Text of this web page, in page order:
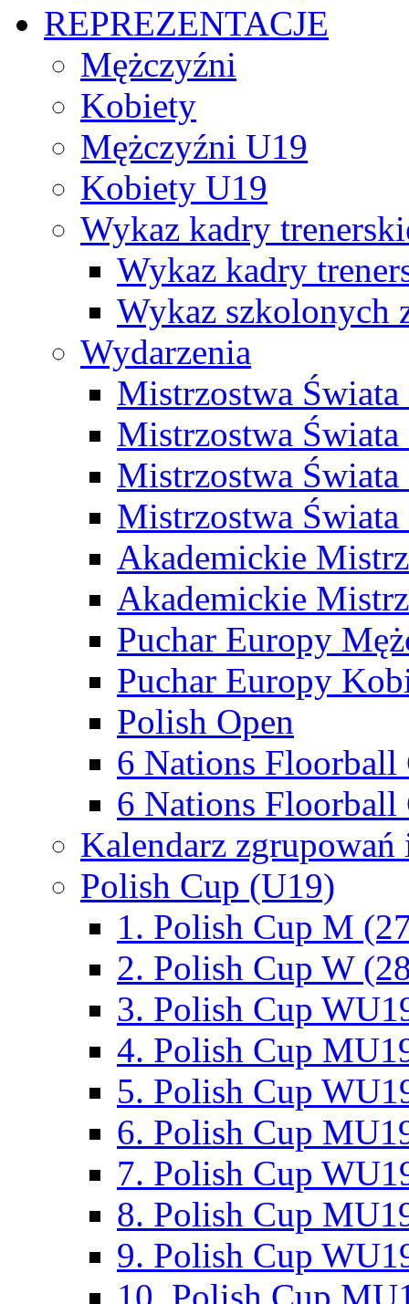
REPREZENTACJE
Mężczyźni
Kobiety
Mężczyźni U19
Kobiety U19
Wykaz kadry
Wykaz kadry
Wykaz szkolonych
Wydarzenia
Mistrzostwa
Mistrzostwa
Mistrzostwa
Mistrzostwa
Akademickie
Akademickie
Puchar Europy
Puchar Europy
Polish Open
6 Nations Floorball
6 Nations Floorball
Kalendarz
Polish Cup (U19)
1. Polish Cup M
2. Polish Cup W
3. Polish Cup
4. Polish Cup
5. Polish Cup
6. Polish Cup
7. Polish Cup
8. Polish Cup
9. Polish Cup
10. Polish Cup